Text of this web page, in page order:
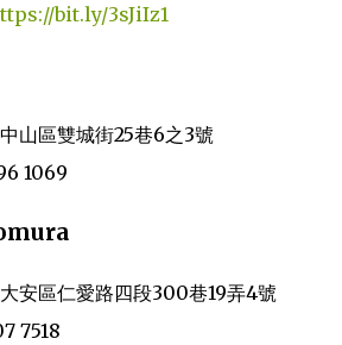
bit.ly/3sJiIz1
山區雙城街25巷6之3號
1069
安區仁愛路四段300巷19弄4號
7518